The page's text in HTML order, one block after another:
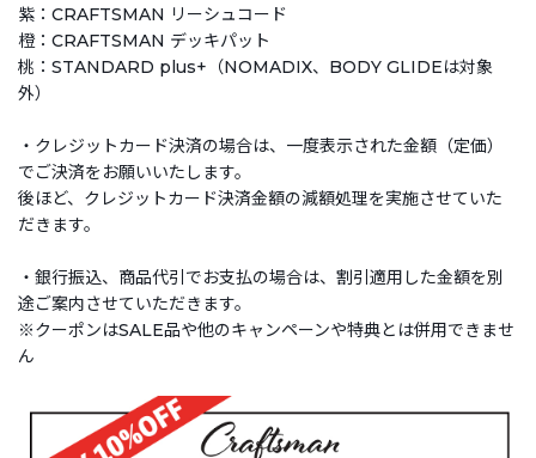
紫：CRAFTSMAN リーシュコード
橙：CRAFTSMAN デッキパット
桃：STANDARD plus+（NOMADIX、BODY GLIDEは対象
外）
・クレジットカード決済の場合は、一度表示された金額（定価）
でご決済をお願いいたします。
後ほど、クレジットカード決済金額の減額処理を実施させていた
だきます。
・銀行振込、商品代引でお支払の場合は、割引適用した金額を別
途ご案内させていただきます。
※クーポンはSALE品や他のキャンペーンや特典とは併用できませ
ん